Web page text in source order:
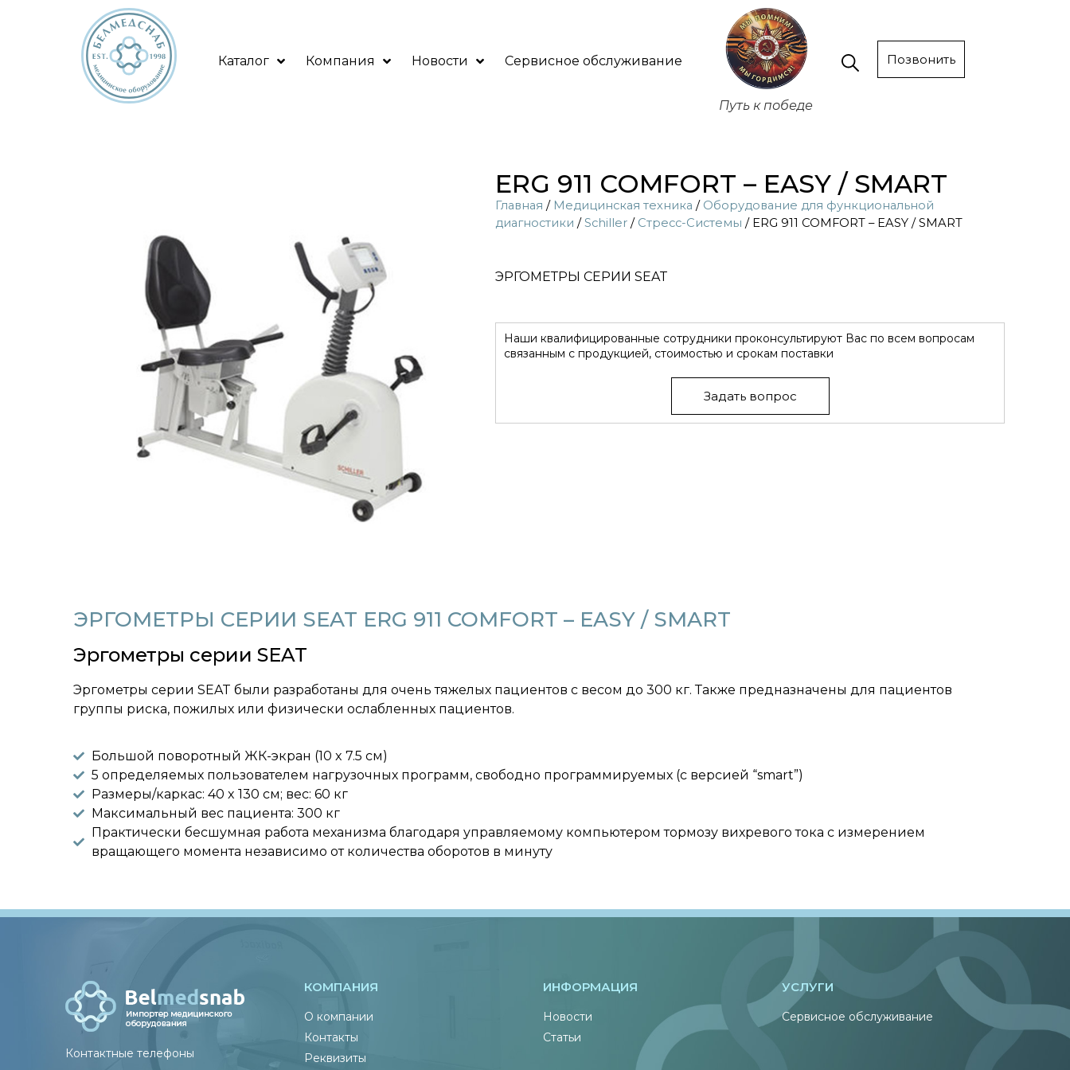
Каталог Компания Новости Сервисное обслуживание
Путь к победе
Позвонить
ERG 911 COMFORT – EASY / SMART
Главная / Медицинская техника / Оборудование для функциональной
диагностики / Sсhiller / Стресс-Системы / ERG 911 COMFORT – EASY / SMART
ЭРГОМЕТРЫ СЕРИИ SEAT
Наши квалифицированные сотрудники проконсультируют Вас по всем вопросам
связанным с продукцией, стоимостью и срокам поставки
Задать вопрос
ЭРГОМЕТРЫ СЕРИИ SEAT ERG 911 COMFORT – EASY / SMART
Эргометры серии SEAT
Эргометры серии SEAT были разработаны для очень тяжелых пациентов с весом до 300 кг. Также предназначены для пациентов
группы риска, пожилых или физически ослабленных пациентов.
Большой поворотный ЖК-экран (10 x 7.5 см)
5 определяемых пользователем нагрузочных программ, свободно программируемых (с версией “smart”)
Размеры/каркас: 40 x 130 см; вес: 60 кг
Максимальный вес пациента: 300 кг
Практически бесшумная работа механизма благодаря управляемому компьютером тормозу вихревого тока с измерением
вращающего момента независимо от количества оборотов в минуту
Контактные телефоны
КОМПАНИЯ
О компании
Контакты
Реквизиты
ИНФОРМАЦИЯ
Новости
Статьи
УСЛУГИ
Сервисное обслуживание